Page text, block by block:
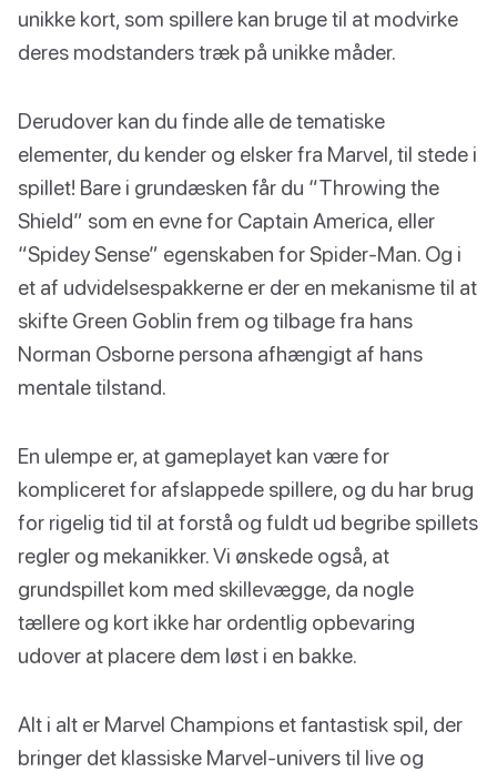
unikke kort, som spillere kan bruge til at modvirke
deres modstanders træk på unikke måder.
Derudover kan du finde alle de tematiske
elementer, du kender og elsker fra Marvel, til stede i
spillet! Bare i grundæsken får du “Throwing the
Shield” som en evne for Captain America, eller
“Spidey Sense” egenskaben for Spider-Man. Og i
et af udvidelsespakkerne er der en mekanisme til at
skifte Green Goblin frem og tilbage fra hans
Norman Osborne persona afhængigt af hans
mentale tilstand.
En ulempe er, at gameplayet kan være for
kompliceret for afslappede spillere, og du har brug
for rigelig tid til at forstå og fuldt ud begribe spillets
regler og mekanikker. Vi ønskede også, at
grundspillet kom med skillevægge, da nogle
tællere og kort ikke har ordentlig opbevaring
udover at placere dem løst i en bakke.
Alt i alt er Marvel Champions et fantastisk spil, der
bringer det klassiske Marvel-univers til live og